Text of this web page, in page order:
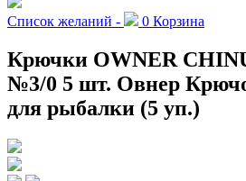
Список желаний - 0 Корзина
Крючки OWNER
№3/0 5 шт. Овнер
для рыбалки (5 уп.)